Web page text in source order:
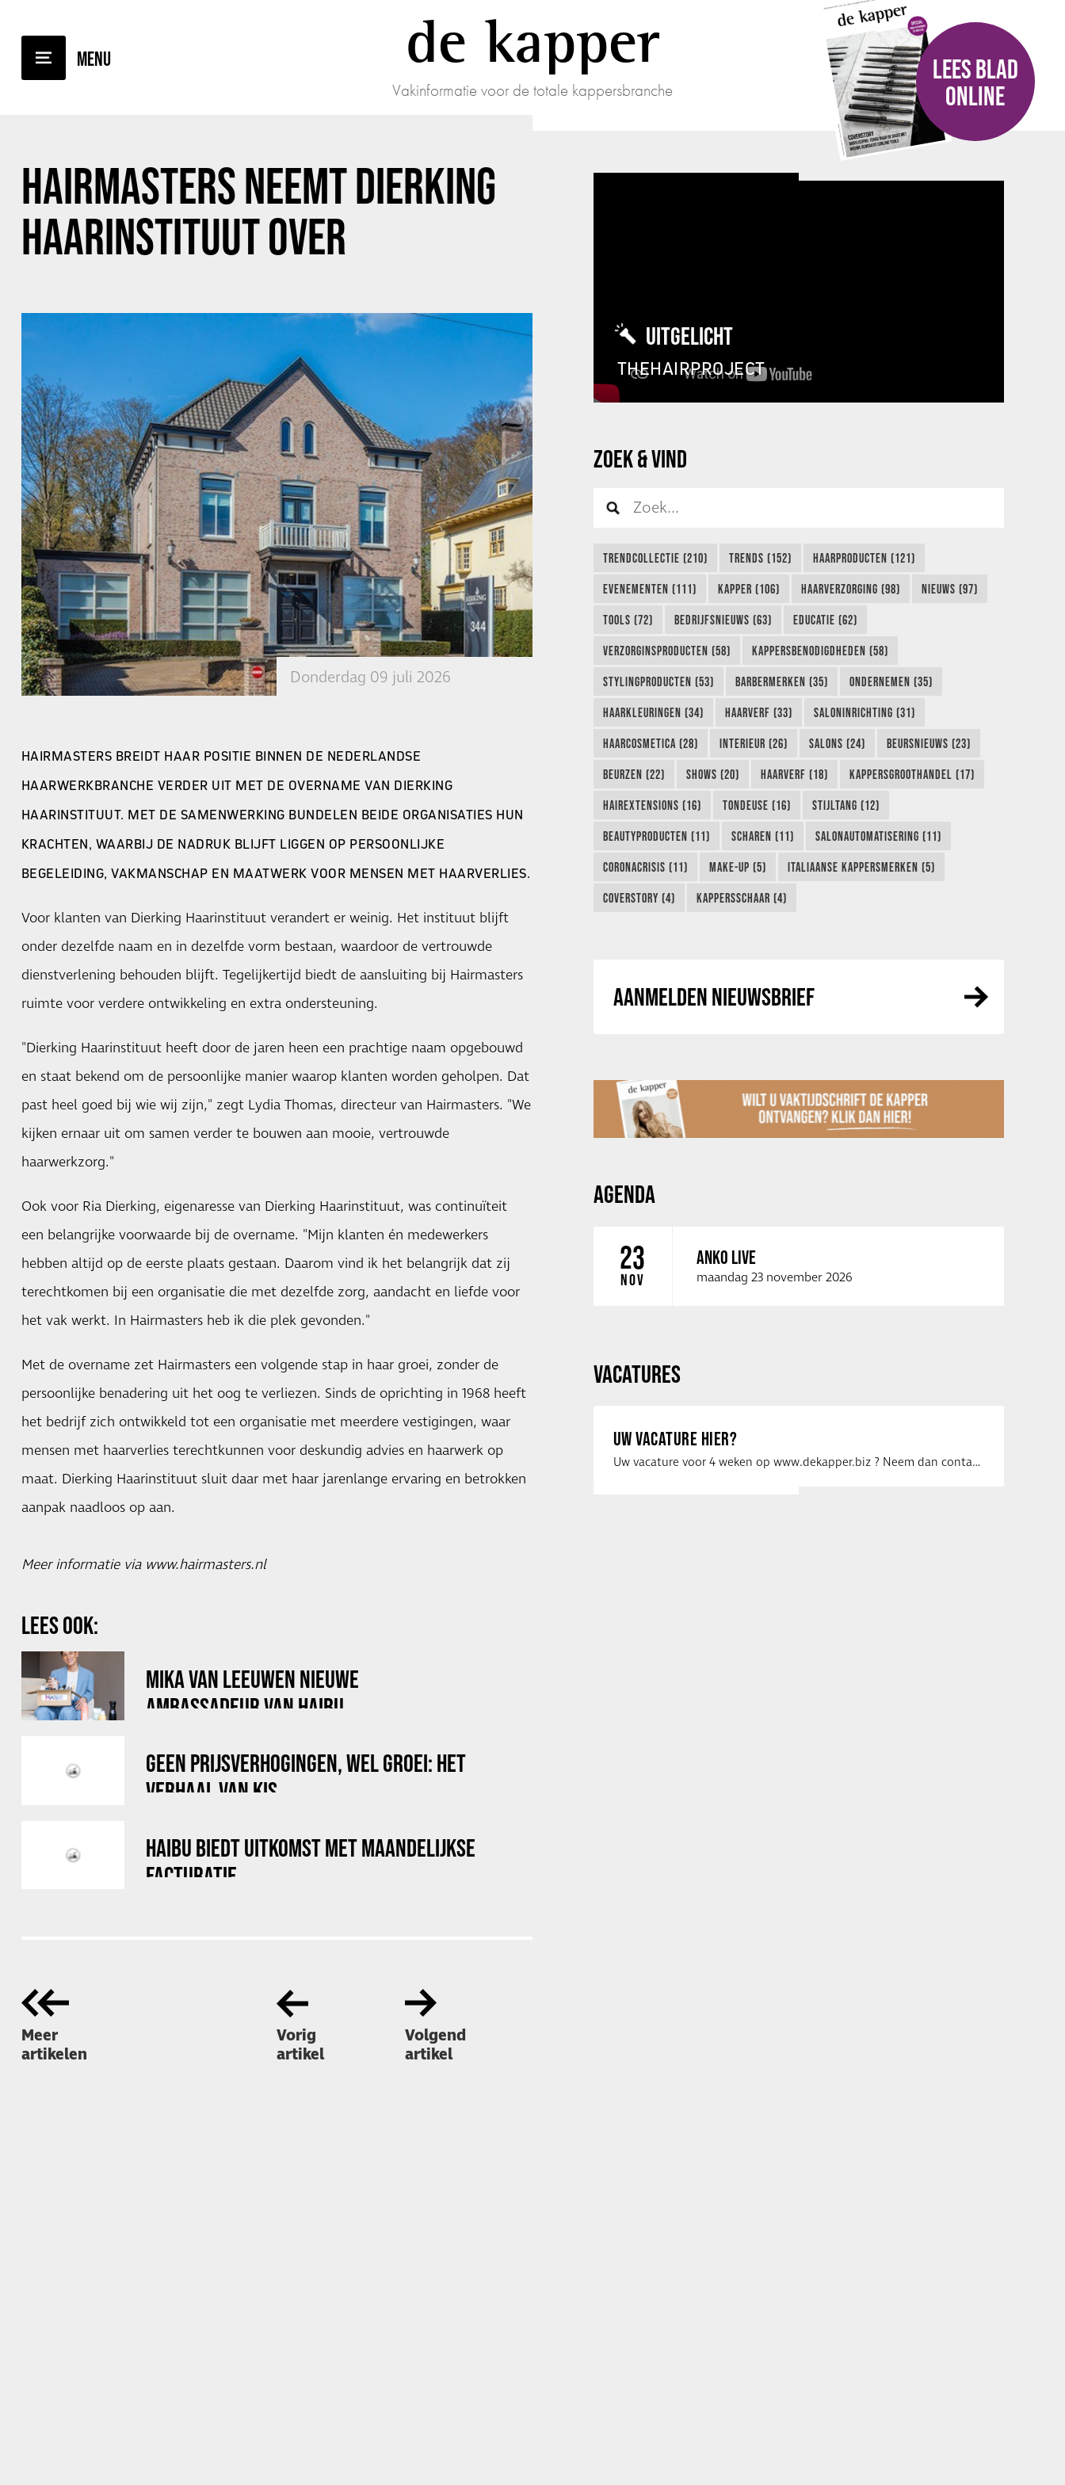
de kapper
Vakinformatie voor de totale kappersbranche
LEES BLAD
ONLINE
HAIRMASTERS NEEMT DIERKING
HAARINSTITUUT OVER
Donderdag 09 juli 2026
HAIRMASTERS BREIDT HAAR POSITIE BINNEN DE NEDERLANDSE
HAARWERKBRANCHE VERDER UIT MET DE OVERNAME VAN DIERKING
HAARINSTITUUT. MET DE SAMENWERKING BUNDELEN BEIDE ORGANISATIES HUN
KRACHTEN, WAARBIJ DE NADRUK BLIJFT LIGGEN OP PERSOONLIJKE
BEGELEIDING, VAKMANSCHAP EN MAATWERK VOOR MENSEN MET HAARVERLIES.
Voor klanten van Dierking Haarinstituut verandert er weinig. Het instituut blijft
onder dezelfde naam en in dezelfde vorm bestaan, waardoor de vertrouwde
dienstverlening behouden blijft. Tegelijkertijd biedt de aansluiting bij Hairmasters
ruimte voor verdere ontwikkeling en extra ondersteuning.
"Dierking Haarinstituut heeft door de jaren heen een prachtige naam opgebouwd
en staat bekend om de persoonlijke manier waarop klanten worden geholpen. Dat
past heel goed bij wie wij zijn," zegt Lydia Thomas, directeur van Hairmasters. "We
kijken ernaar uit om samen verder te bouwen aan mooie, vertrouwde
haarwerkzorg."
Ook voor Ria Dierking, eigenaresse van Dierking Haarinstituut, was continuïteit
een belangrijke voorwaarde bij de overname. "Mijn klanten én medewerkers
hebben altijd op de eerste plaats gestaan. Daarom vind ik het belangrijk dat zij
terechtkomen bij een organisatie die met dezelfde zorg, aandacht en liefde voor
het vak werkt. In Hairmasters heb ik die plek gevonden."
Met de overname zet Hairmasters een volgende stap in haar groei, zonder de
persoonlijke benadering uit het oog te verliezen. Sinds de oprichting in 1968 heeft
het bedrijf zich ontwikkeld tot een organisatie met meerdere vestigingen, waar
mensen met haarverlies terechtkunnen voor deskundig advies en haarwerk op
maat. Dierking Haarinstituut sluit daar met haar jarenlange ervaring en betrokken
aanpak naadloos op aan.
Meer informatie via www.hairmasters.nl
LEES OOK:
MIKA VAN LEEUWEN NIEUWE
AMBASSADEUR VAN HAIBU
GEEN PRIJSVERHOGINGEN, WEL GROEI: HET
VERHAAL VAN KIS
HAIBU BIEDT UITKOMST MET MAANDELIJKSE
FACTURATIE
Meer
artikelen
Vorig
artikel
Volgend
artikel
UITGELICHT
THEHAIRPROJECT
ZOEK & VIND
TRENDCOLLECTIE (210) TRENDS (152) HAARPRODUCTEN (121)
EVENEMENTEN (111) KAPPER (106) HAARVERZORGING (98) NIEUWS (97)
TOOLS (72) BEDRIJFSNIEUWS (63) EDUCATIE (62)
VERZORGINSPRODUCTEN (58) KAPPERSBENODIGDHEDEN (58)
STYLINGPRODUCTEN (53) BARBERMERKEN (35) ONDERNEMEN (35)
HAARKLEURINGEN (34) HAARVERF (33) SALONINRICHTING (31)
HAARCOSMETICA (28) INTERIEUR (26) SALONS (24) BEURSNIEUWS (23)
BEURZEN (22) SHOWS (20) HAARVERF (18) KAPPERSGROOTHANDEL (17)
HAIREXTENSIONS (16) TONDEUSE (16) STIJLTANG (12)
BEAUTYPRODUCTEN (11) SCHAREN (11) SALONAUTOMATISERING (11)
CORONACRISIS (11) MAKE-UP (5) ITALIAANSE KAPPERSMERKEN (5)
COVERSTORY (4) KAPPERSSCHAAR (4)
AANMELDEN NIEUWSBRIEF
AGENDA
23
NOV
ANKO LIVE
maandag 23 november 2026
VACATURES
UW VACATURE HIER?
Uw vacature voor 4 weken op www.dekapper.biz ? Neem dan contact op met Maaike …